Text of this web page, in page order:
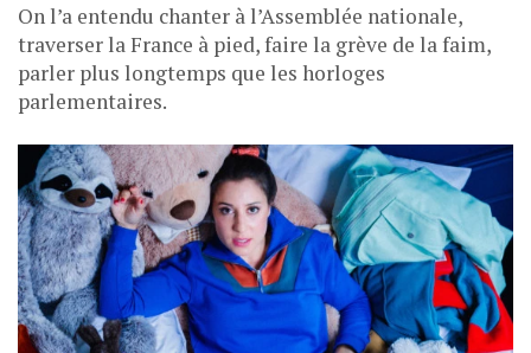
On l’a entendu chanter à l’Assemblée nationale,
traverser la France à pied, faire la grève de la faim,
parler plus longtemps que les horloges
parlementaires.